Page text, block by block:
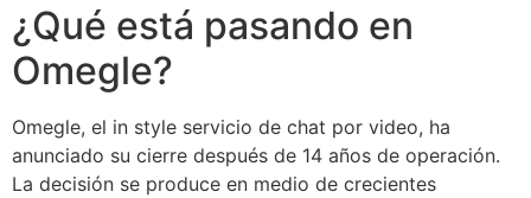
¿Qué está pasando en
Omegle?
Omegle, el in style servicio de chat por video, ha
anunciado su cierre después de 14 años de operación.
La decisión se produce en medio de crecientes